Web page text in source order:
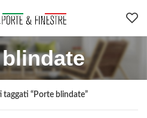
taggati “Porte blindate”